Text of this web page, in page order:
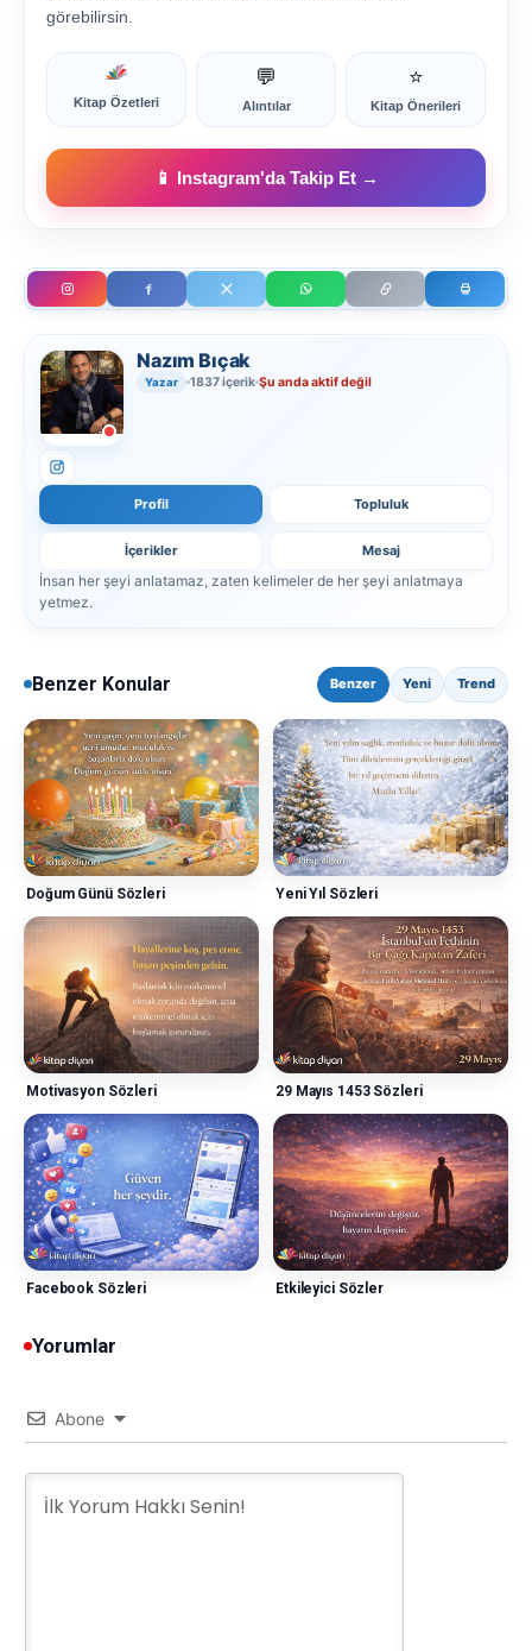
görebilirsin.
Kitap Özetleri
💬
Alıntılar
⭐
Kitap Önerileri
📱 Instagram'da Takip Et →
Nazım Bıçak
Yazar 1837 içerik Şu anda aktif değil
Profil Topluluk
İçerikler Mesaj
İnsan her şeyi anlatamaz, zaten kelimeler de her şeyi anlatmaya
yetmez.
Benzer Konular Benzer Yeni Trend
Doğum Günü Sözleri Yeni Yıl Sözleri
Motivasyon Sözleri 29 Mayıs 1453 Sözleri
Facebook Sözleri Etkileyici Sözler
Yorumlar
Abone